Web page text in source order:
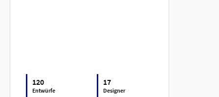
120
Entwürfe
17
Designer